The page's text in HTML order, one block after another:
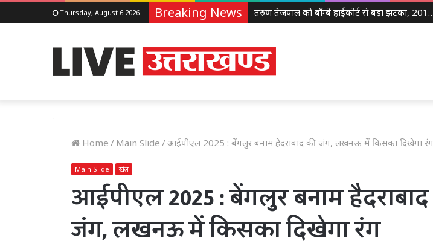
Thursday, August 6 2026 Breaking News तरुण तेजपाल को बॉम्बे हाईकोर्ट से बड़ा
Home / Main Slide /आईपीएल 2025 : बेंगलुर बनाम हैदराबाद की जंग, लखनऊ में किसका दिखेगा रंग
Main Slide खेल
आईपीएल 2025 : बेंगलुर बनाम
जंग, लखनऊ में किसका दिखेगा रंग